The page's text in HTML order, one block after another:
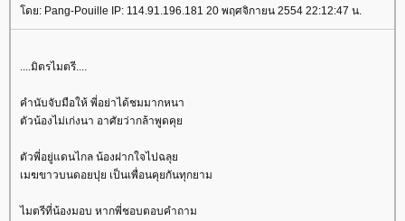
ดย: Pang-Pouille IP: 114.91.196.181 20 พฤศจิกายน 2554 22:12:47 น.
....มิตรไมตรี....
คำนับจับมือให้ พี่อย่าได้ชมมากหนา
ตัวน้องไม่เก่งนา อาศัยว่ากล้าพูดคุ
ตัวพี่อยู่แดนไกล น้องฝากใจไปฉลุ
เมฆขาวบนดอยปุย เป็นเพื่อนคุยกันทุกยาม
ไมตรีที่น้องมอบ หากพี่ชอบตอบคำถาม